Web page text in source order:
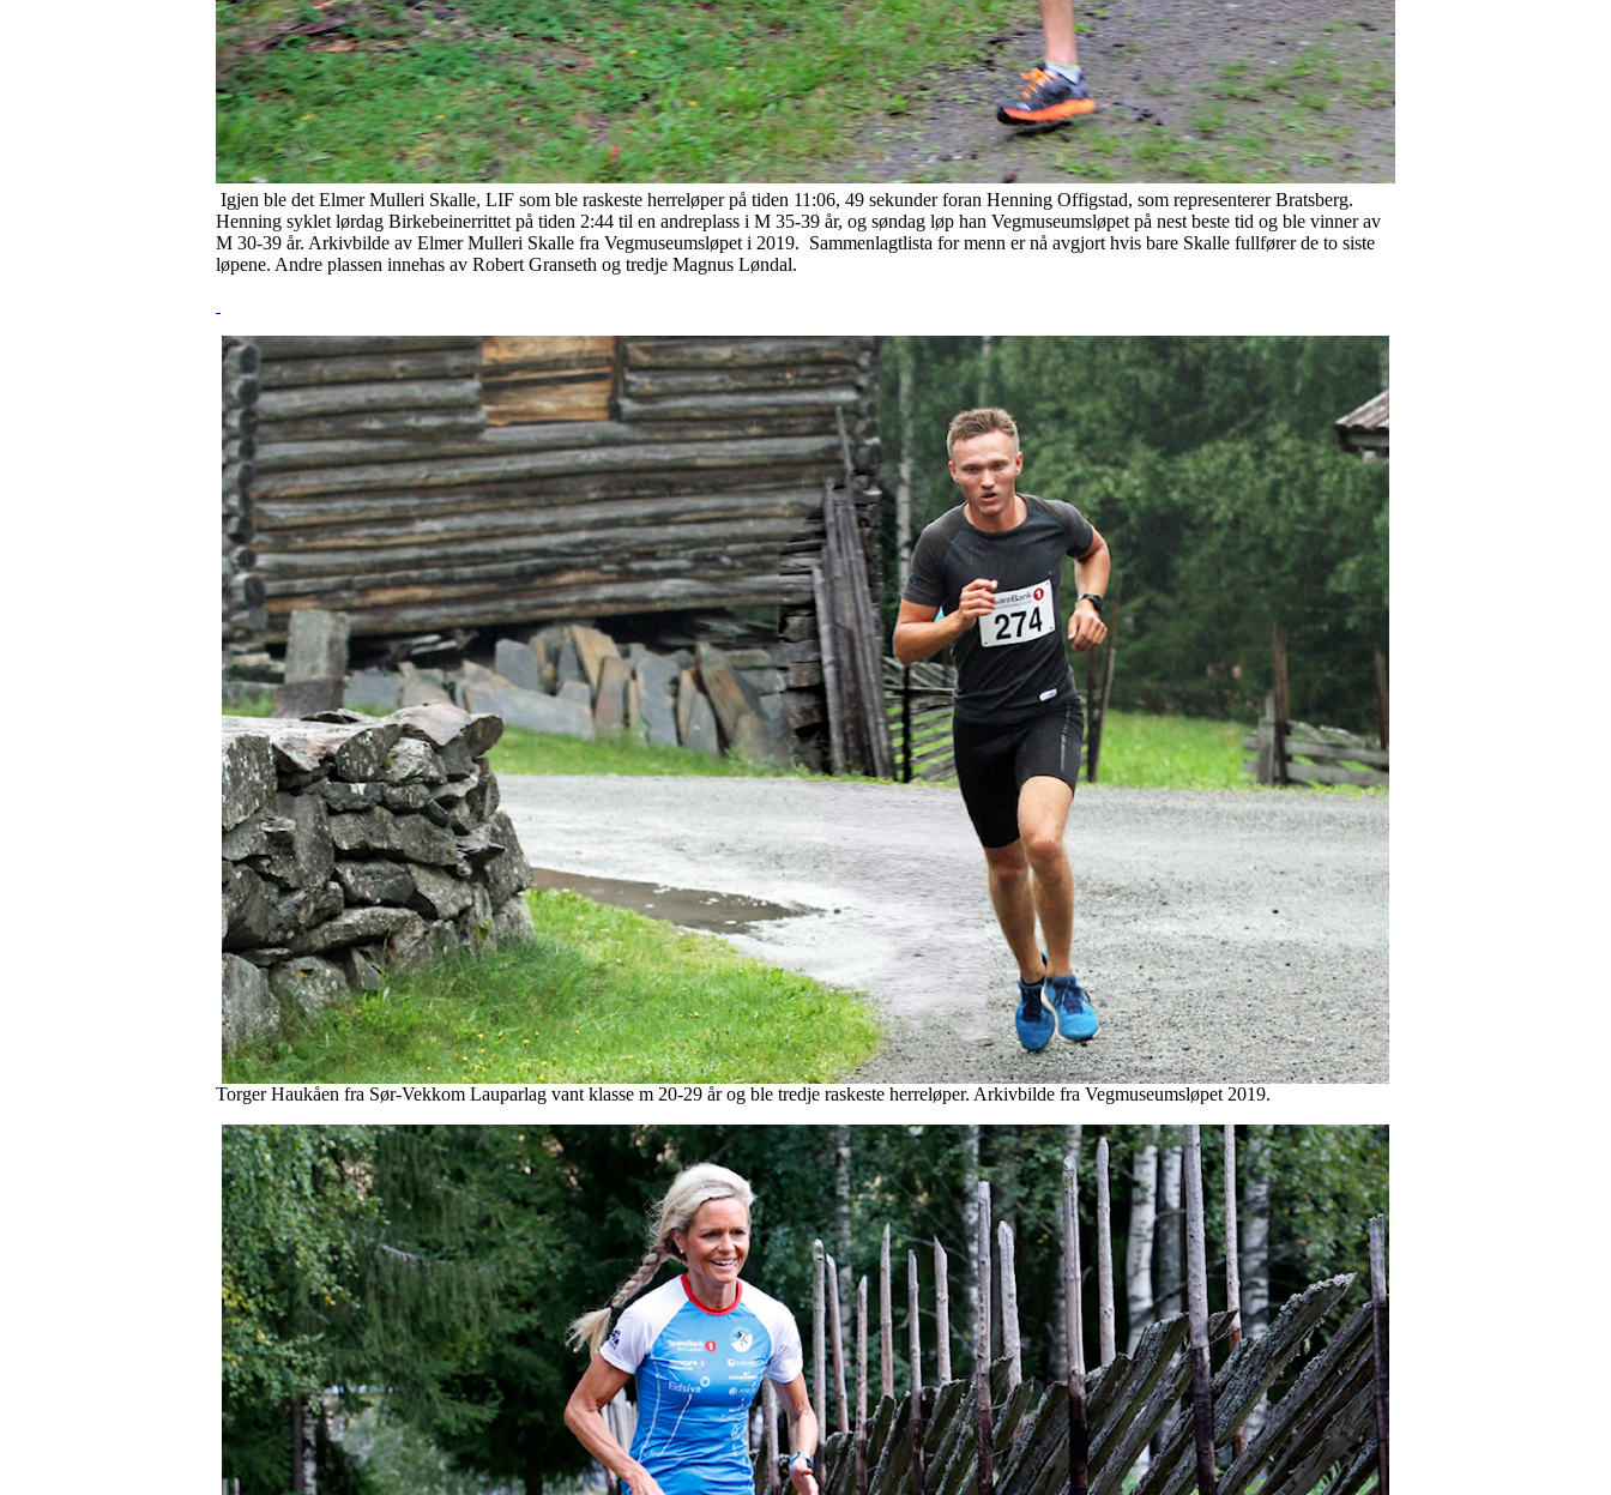
Igjen ble det Elmer Mulleri Skalle, LIF som ble raskeste herreløper på tiden 11:06, 49 sekunder foran Henning Offigstad, som representerer Bratsberg.
Henning syklet lørdag Birkebeinerrittet på tiden 2:44 til en andreplass i M 35-39 år, og søndag løp han Vegmuseumsløpet på nest beste tid og ble vinner av
M 30-39 år. Arkivbilde av Elmer Mulleri Skalle fra Vegmuseumsløpet i 2019. Sammenlagtlista for menn er nå avgjort hvis bare Skalle fullfører de to siste
løpene. Andre plassen innehas av Robert Granseth og tredje Magnus Løndal.
Torger Haukåen fra Sør-Vekkom Lauparlag vant klasse m 20-29 år og ble tredje raskeste herreløper. Arkivbilde fra Vegmuseumsløpet 2019.